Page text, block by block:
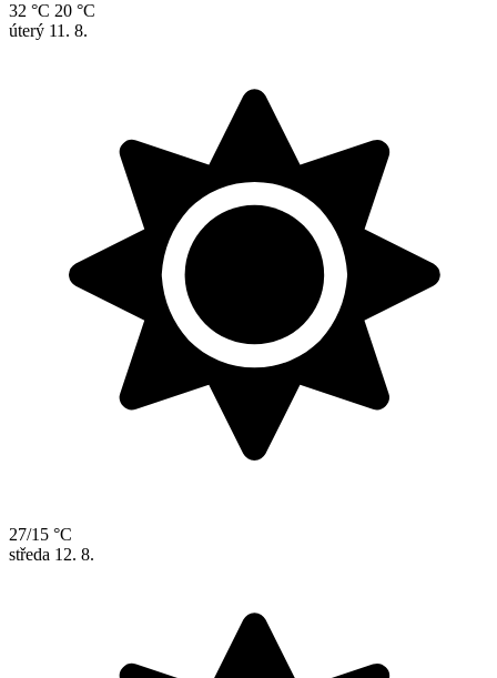
32 °C 20 °C
úterý 11. 8.
27/15 °C
středa 12. 8.